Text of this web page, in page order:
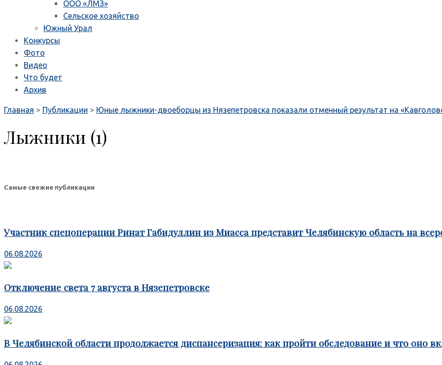
ООО «ЛМЗ»
Сельское хозяйство
Южный Урал
Конкурсы
Фото
Видео
Что будет
Архив
Главная > Публикации > Юные лыжники-двоеборцы из Нязепетровска показали отменный результат на
Лыжники (1)
Самые свежие публикации
Участник спецоперации Ринат Габидуллин из Миасса представит Челябинскую область на
06.08.2026
Отключение света 7 августа в Нязепетровске
06.08.2026
В Челябинской области продолжается диспансеризация: как пройти обследование и что оно